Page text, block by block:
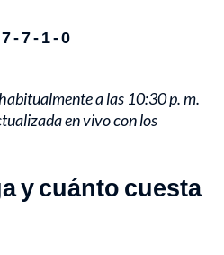
- 7 - 1 - 0
a las 10:30 p. m.
en vivo con los
y cuánto cuesta